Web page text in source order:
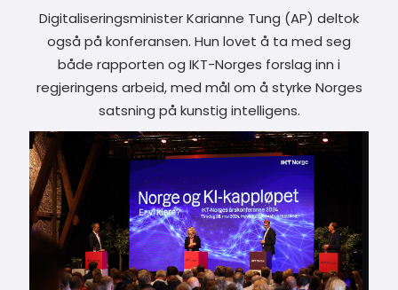
Digitaliseringsminister Karianne Tung (AP) deltok
også på konferansen. Hun lovet å ta med seg
både rapporten og IKT-Norges forslag inn i
regjeringens arbeid, med mål om å styrke Norges
satsning på kunstig intelligens.